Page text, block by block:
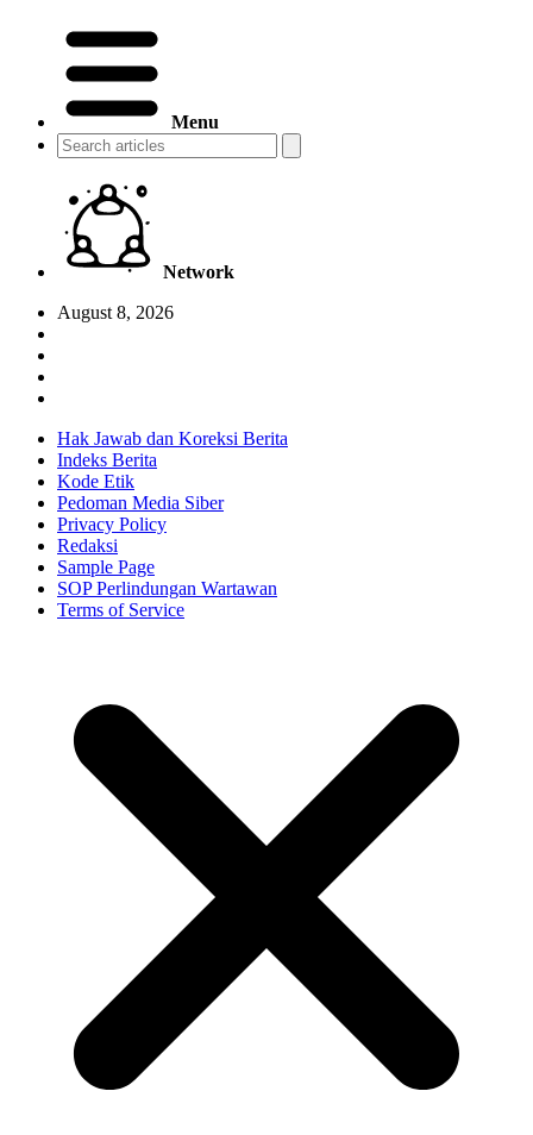
Menu
Network
August 8, 2026
Hak Jawab dan Koreksi Berita
Indeks Berita
Kode Etik
Pedoman Media Siber
Privacy Policy
Redaksi
Sample Page
SOP Perlindungan Wartawan
Terms of Service